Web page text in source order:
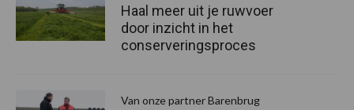
Haal meer uit je ruwvoer
door inzicht in het
conserveringsproces
Van onze partner Barenbrug